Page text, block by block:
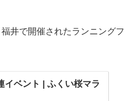
井で開催されたランニングフ
イベント | ふくい桜マラ